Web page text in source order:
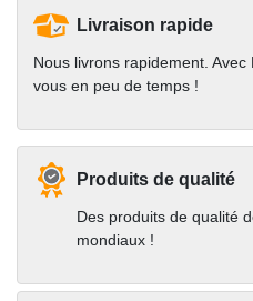
Livraison rapide
Nous livrons rapidement.
vous en peu de temps !
Produits de qualité
Des produits de qualité
mondiaux !